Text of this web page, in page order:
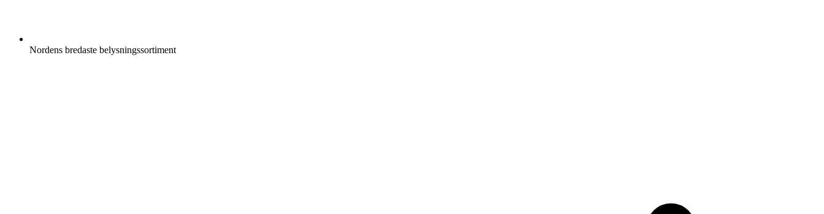
Nordens bredaste belysningssortiment